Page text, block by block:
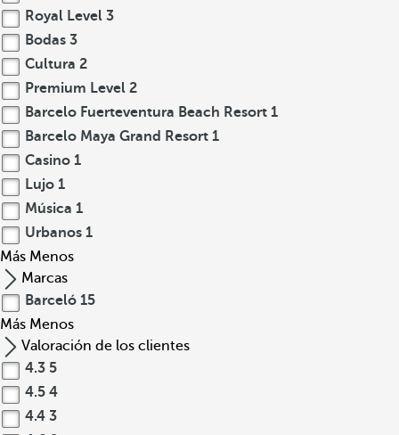
Royal Level 3
Bodas 3
Cultura 2
Premium Level 2
Barcelo Fuerteventura Beach Resort 1
Barcelo Maya Grand Resort 1
Casino 1
Lujo 1
Música 1
Urbanos 1
Más Menos
Marcas
Barceló 15
Más Menos
Valoración de los clientes
4.3 5
4.5 4
4.4 3